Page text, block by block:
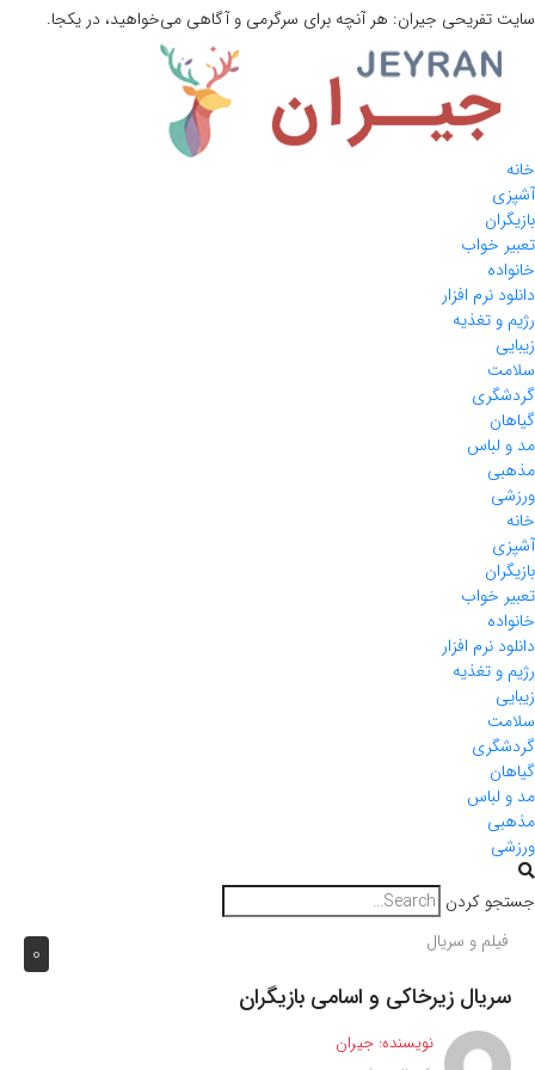
سایت تفریحی جیران: هر آنچه برای سرگرمی و آگاهی می‌خواهید، در یکجا.
خانه
آشپزی
بازیگران
تعبیر خواب
خانواده
دانلود نرم افزار
رژیم و تغذیه
زیبایی
سلامت
گردشگری
گیاهان
مد و لباس
مذهبی
ورزشی
خانه
آشپزی
بازیگران
تعبیر خواب
خانواده
دانلود نرم افزار
رژیم و تغذیه
زیبایی
سلامت
گردشگری
گیاهان
مد و لباس
مذهبی
ورزشی
جستجو کردن
0 فیلم و سریال
سریال زیرخاکی و اسامی بازیگران
نویسنده: جیران